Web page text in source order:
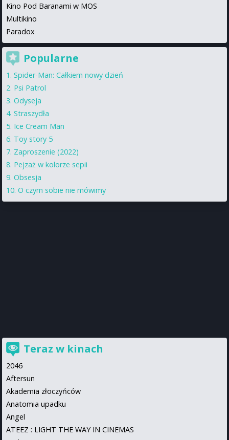
Kino Pod Baranami w MOS
Multikino
Paradox
Popularne
Spider-Man: Całkiem nowy dzień
Psi Patrol
Odyseja
Straszydła
Ice Cream Man
Toy story 5
Zaproszenie (2022)
Pejzaż w kolorze sepii
Obsesja
O czym sobie nie mówimy
Teraz w kinach
2046
Aftersun
Akademia złoczyńców
Anatomia upadku
Angel
ATEEZ : LIGHT THE WAY IN CINEMAS